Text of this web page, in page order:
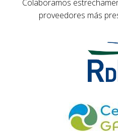
Colaboramos
proveedores más